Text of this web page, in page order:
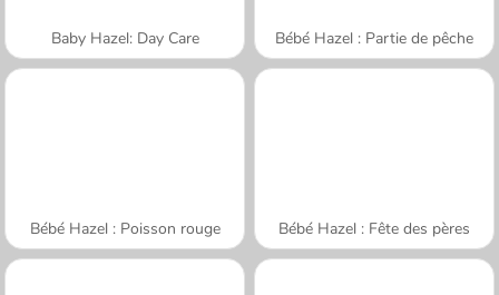
Baby Hazel: Day Care Bébé Hazel : Partie de pêche
Bébé Hazel : Poisson rouge Bébé Hazel : Fête des pères